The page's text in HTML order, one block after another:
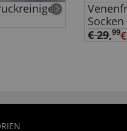
€ 29,99